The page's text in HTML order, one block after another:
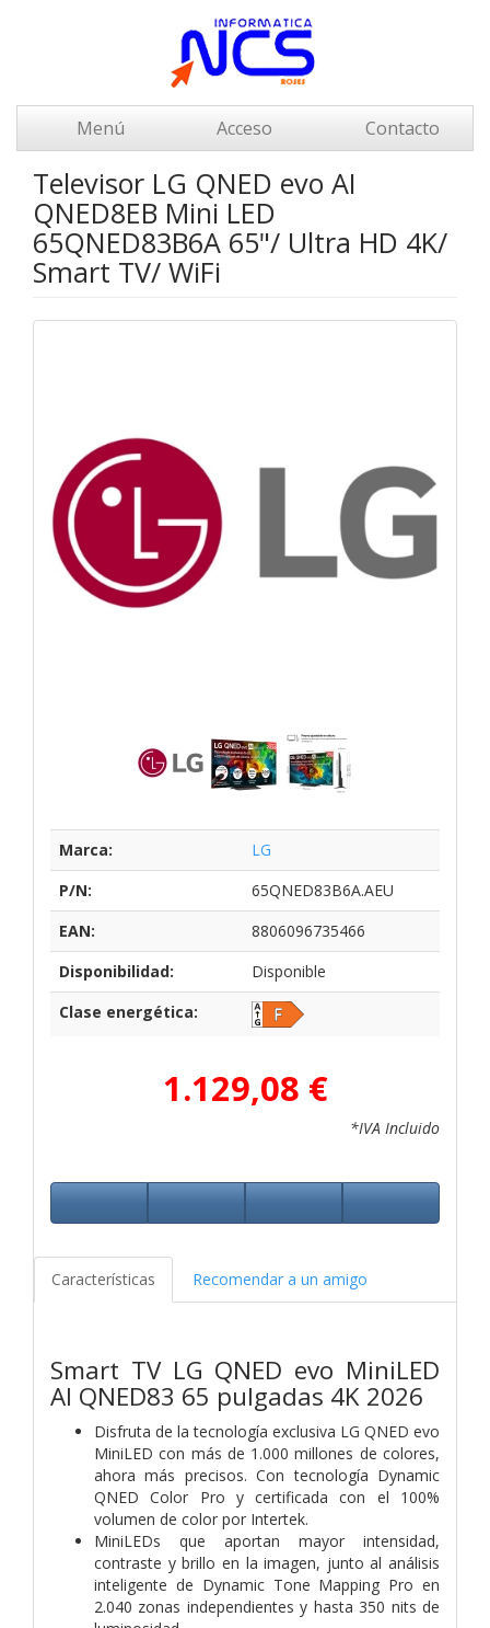
Menú Acceso Contacto
Televisor LG QNED evo AI
QNED8EB Mini LED
65QNED83B6A 65"/ Ultra HD 4K/
Smart TV/ WiFi
Marca:
LG
P/N:
65QNED83B6A.AEU
EAN:
8806096735466
Disponibilidad:
Disponible
Clase energética:
1.129,08 €
*IVA Incluido
Características Recomendar a un amigo
Smart TV LG QNED evo MiniLED
AI QNED83 65 pulgadas 4K 2026
Disfruta de la tecnología exclusiva LG QNED evo
MiniLED con más de 1.000 millones de colores,
ahora más precisos. Con tecnología Dynamic
QNED Color Pro y certificada con el 100%
volumen de color por Intertek.
MiniLEDs que aportan mayor intensidad,
contraste y brillo en la imagen, junto al análisis
inteligente de Dynamic Tone Mapping Pro en
2.040 zonas independientes y hasta 350 nits de